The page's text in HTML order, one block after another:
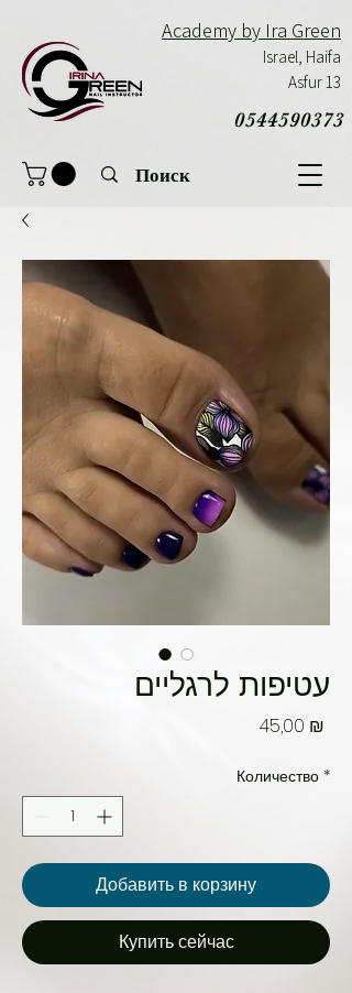
0544590373
Academy by Ira Green
Israel, Haifa
Asfur 13
עטיפות לרגליים
45,00 ₪
Количество *
Добавить в корзину
Купить сейчас